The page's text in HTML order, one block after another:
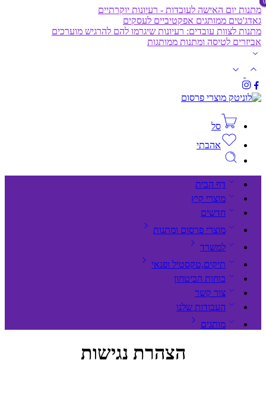
מתנות יום האישה לעובדות - רעיונות יוקרתיים
גאדג'טים ממותגים אפקטיביים לעסקים
מתנות לצוות עובדים: רעיונות שיגרמו להם להרגיש מוערכים
אביזרים לטיסה ומתנות ממותגות
סל
אהבתי
דף הבית
מוצרי קיץ
חדשים
מוצרי פרסום ומתנות
למשרד
תיקים,טקסטיל ופנאי
כוחות הביטחון
צור קשר
העבודות שלנו
מותגים
הצהרת נגישות